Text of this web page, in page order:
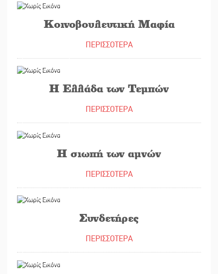
Κοινοβουλευτική Μαφία
ΠΕΡΙΣΣΟΤΕΡΑ
Η Ελλάδα των Τεμπών
ΠΕΡΙΣΣΟΤΕΡΑ
Η σιωπή των αμνών
ΠΕΡΙΣΣΟΤΕΡΑ
Συνδετήρες
ΠΕΡΙΣΣΟΤΕΡΑ